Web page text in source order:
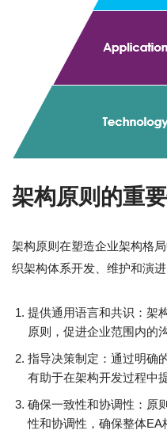
架构原则的重
架构原则在塑造企业架构格
织架构体系开发、维护和演
提供通用语言和共识：架
原则，促进企业范围内的
指导决策制定：通过明确
有助于在架构开发过程中
确保一致性和协调性：原
性和协调性，确保整体EA